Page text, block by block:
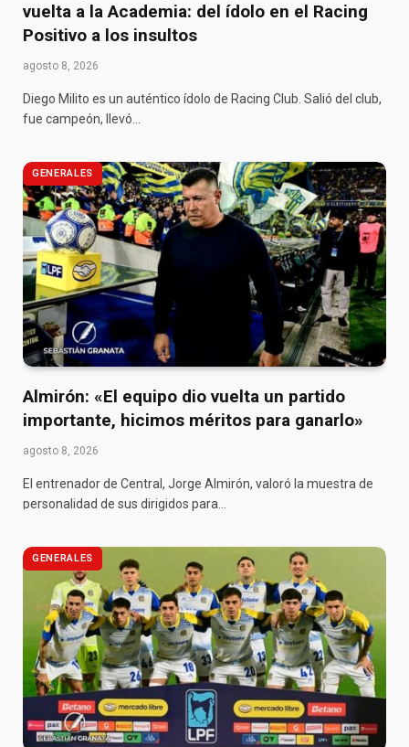
vuelta a la Academia: del ídolo en el Racing
Positivo a los insultos
agosto 8, 2026
Diego Milito es un auténtico ídolo de Racing Club. Salió del club,
fue campeón, llevó…
GENERALES
Almirón: «El equipo dio vuelta un partido
importante, hicimos méritos para ganarlo»
agosto 8, 2026
El entrenador de Central, Jorge Almirón, valoró la muestra de
personalidad de sus dirigidos para…
GENERALES